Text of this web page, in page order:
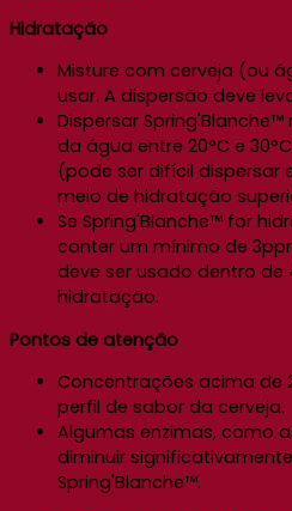
Hidratação
Misture com cerveja (ou
usar. A dispersão deve
Dispersar
da água entre 20°C e
(pode ser difícil dispersar
meio de hidratação
Se Spring'Blanche™ for
conter um mínimo de
deve ser usado dentro de
hidratação.
Pontos de atenção
Concentrações acima de
perfil de sabor da cerveja.
Algumas enzimas, como
diminuir
Spring'Blanche™.